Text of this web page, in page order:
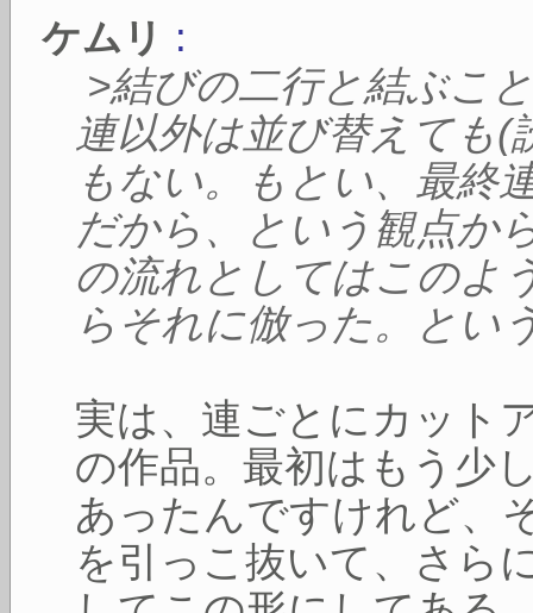
ケムリ :
>結びの二行と結ぶこ
連以外は並び替えても
もない。もとい、最終
だから、という観点か
の流れとしてはこのよ
らそれに倣った。とい
実は、連ごとにカット
の作品。最初はもう少
あったんですけれど、
を引っこ抜いて、さら